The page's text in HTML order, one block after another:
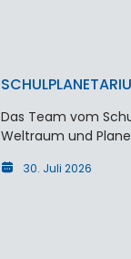
Das Team vom
Weltraum und
30. Juli 2026